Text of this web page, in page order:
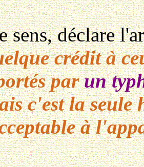
déclare
crédit à
parun
c'est la seule
à